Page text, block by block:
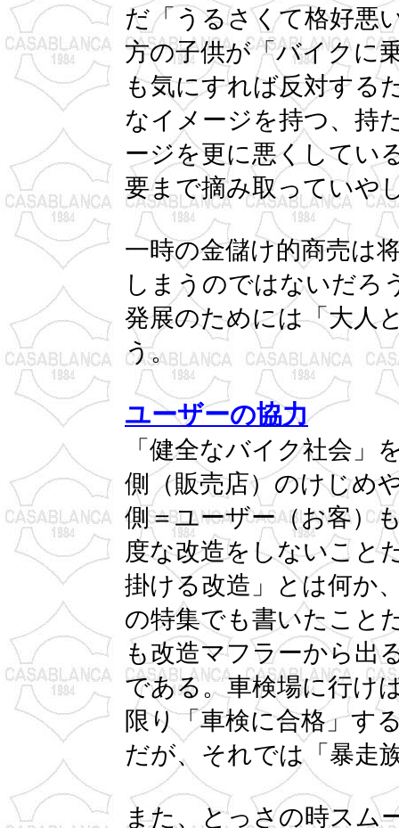
だ「うるさくて格好悪
方の子供が「バイクに
も気にすれば反対する
なイメージを持つ、持
ージを更に悪くしてい
要まで摘み取っていや
一時の金儲け的商売は
しまうのではないだろ
発展のためには「大人
う。
ユーザーの協力
「健全なバイク社会」
側（販売店）のけじめ
側＝ユーザー（お客）
度な改造をしないこと
掛ける改造」とは何か
の特集でも書いたこと
も改造マフラーから出
である。車検場に行け
限り「車検に合格」す
だが、それでは「暴走
また、とっさの時スム